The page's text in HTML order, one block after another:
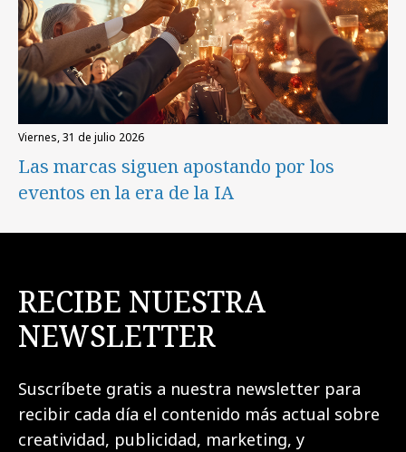
viernes, 31 de julio 2026
Las marcas siguen apostando por los
eventos en la era de la IA
RECIBE NUESTRA
NEWSLETTER
Suscríbete gratis a nuestra newsletter para
recibir cada día el contenido más actual sobre
creatividad, publicidad, marketing, y